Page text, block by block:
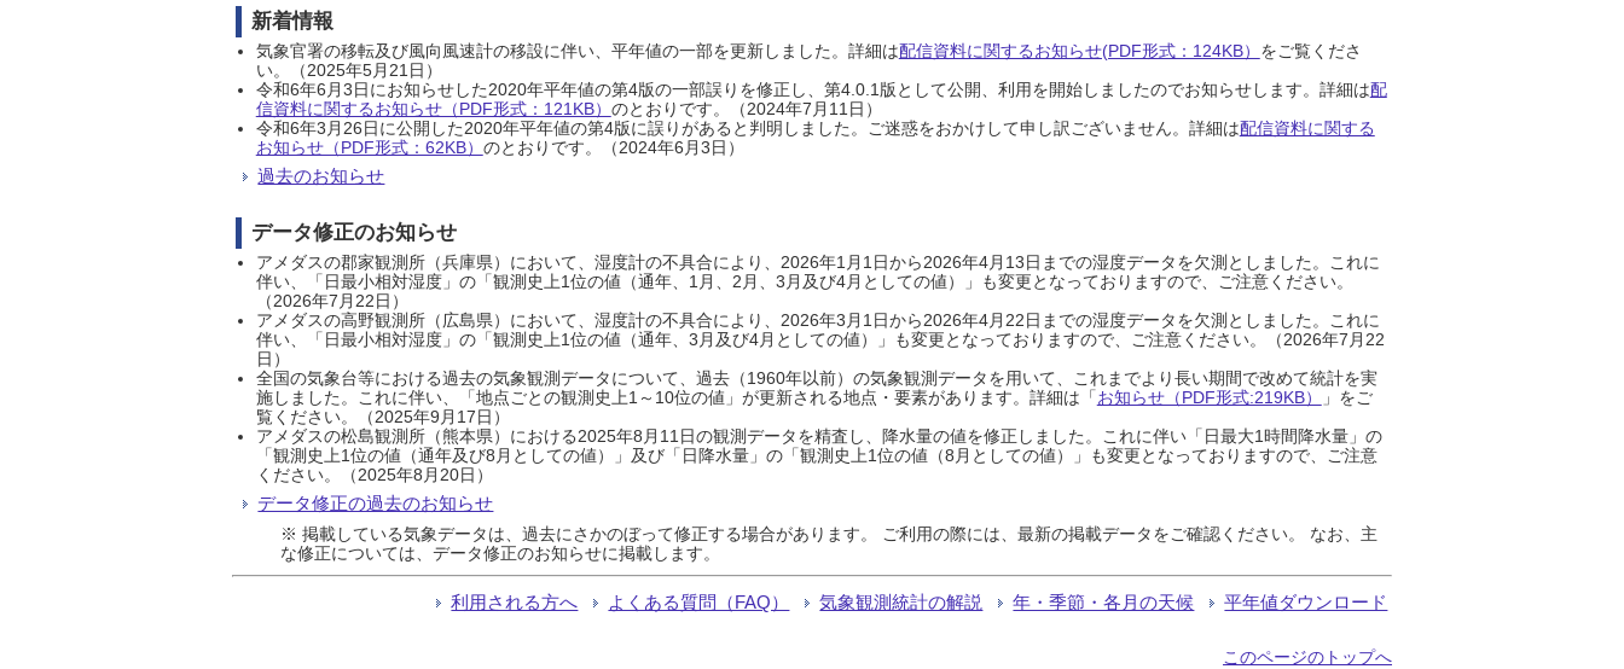
新着情報
気象官署の移転及び風向風速計の移設に伴い、平年値の一部を更新しました。詳細は配信資料に関するお知らせ(PDF形式：124KB） をご覧くださ
い。（2025年5月21日）
令和6年6月3日にお知らせした2020年平年値の第4版の一部誤りを修正し、第4.0.1版として公開、利用を開始しましたのでお知らせします。詳細は配
信資料に関するお知らせ（PDF形式：121KB） のとおりです。（2024年7月11日）
令和6年3月26日に公開した2020年平年値の第4版に誤りがあると判明しました。ご迷惑をおかけして申し訳ございません。詳細は配信資料に関する
お知らせ（PDF形式：62KB） のとおりです。（2024年6月3日）
過去のお知らせ
データ修正のお知らせ
アメダスの郡家観測所（兵庫県）において、湿度計の不具合により、2026年1月1日から2026年4月13日までの湿度データを欠測としました。これに
伴い、「日最小相対湿度」の「観測史上1位の値（通年、1月、2月、3月及び4月としての値）」も変更となっておりますので、ご注意ください。
（2026年7月22日）
アメダスの高野観測所（広島県）において、湿度計の不具合により、2026年3月1日から2026年4月22日までの湿度データを欠測としました。これに
伴い、「日最小相対湿度」の「観測史上1位の値（通年、3月及び4月としての値）」も変更となっておりますので、ご注意ください。（2026年7月22
日）
全国の気象台等における過去の気象観測データについて、過去（1960年以前）の気象観測データを用いて、これまでより長い期間で改めて統計を実
施しました。これに伴い、「地点ごとの観測史上1～10位の値」が更新される地点・要素があります。詳細は「お知らせ（PDF形式:219KB）
」をご
覧ください。（2025年9月17日）
アメダスの松島観測所（熊本県）における2025年8月11日の観測データを精査し、降水量の値を修正しました。これに伴い「日最大1時間降水量」の
「観測史上1位の値（通年及び8月としての値）」及び「日降水量」の「観測史上1位の値（8月としての値）」も変更となっておりますので、ご注意
ください。（2025年8月20日）
データ修正の過去のお知らせ
※ 掲載している気象データは、過去にさかのぼって修正する場合があります。 ご利用の際には、最新の掲載データをご確認ください。 なお、主
な修正については、データ修正のお知らせに掲載します。
利用される方へ よくある質問（FAQ） 気象観測統計の解説 年・季節・各月の天候 平年値ダウンロード
このページのトップへ